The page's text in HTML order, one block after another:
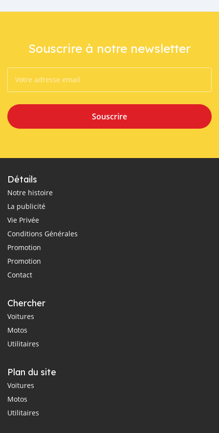
Souscrire à notre newsletter
Souscrire
Détails
Notre histoire
La publicité
Vie Privée
Conditions Générales
Promotion
Promotion
Contact
Chercher
Voitures
Motos
Utilitaires
Plan du site
Voitures
Motos
Utilitaires